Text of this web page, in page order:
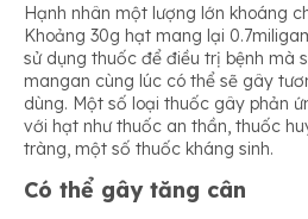
Hạnh nhân một lượng lớn khoáng
Khoảng 30g hạt mang lại
sử dụng thuốc để điều trị bệnh mà
mangan cùng lúc có thể sẽ gây
dùng. Một số loại thuốc gây phản
với hạt như thuốc an thần, thuốc
tràng, một số thuốc kháng sinh.
Có thể gây tăng cân